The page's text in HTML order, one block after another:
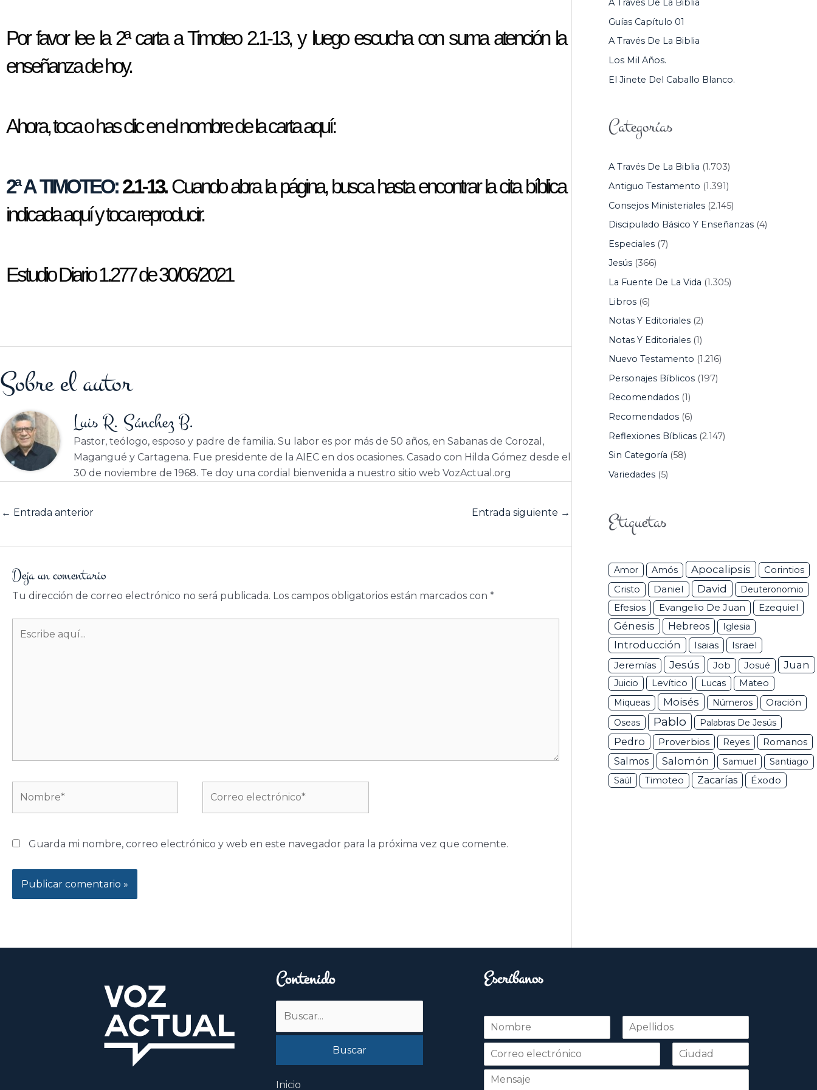
Por favor lee la 2ª carta a Timoteo 2.1-13, y luego escucha con suma atención la
enseñanza de hoy.
Ahora, toca o has clic en el nombre de la carta aquí:
2ª A TIMOTEO:2.1-13.Cuando abra la página, busca hasta encontrar la cita bíblica
indicada aquí y toca reproducir.
Estudio Diario 1.277 de 30/06/2021
Sobre el autor
Luis R. Sánchez B.
Pastor, teólogo, esposo y padre de familia. Su labor es por más de 50 años, en Sabanas de Corozal,
Magangué y Cartagena. Fue presidente de la AIEC en dos ocasiones. Casado con Hilda Gómez desde el
30 de noviembre de 1968. Te doy una cordial bienvenida a nuestro sitio web VozActual.org
← Entrada anterior Entrada siguiente →
Deja un comentario
Tu dirección de correo electrónico no será publicada. Los campos obligatorios están marcados con *
aquí...
electrónico*
Guarda mi nombre, correo electrónico y web en este navegador para la próxima vez que comente.
R
:
A Través De La Biblia
Guías Capítulo 01
A Través De La Biblia
Los Mil Años.
El Jinete Del Caballo Blanco.
Categorías
A Través De La Biblia (1.703)
Antiguo Testamento (1.391)
Consejos Ministeriales(2.145)
Discipulado Básico Y Enseñanzas(4)
Especiales(7)
Jesús(366)
La Fuente De La Vida (1.305)
Libros(6)
Notas Y Editoriales(2)
Notas Y Editoriales(1)
Nuevo Testamento (1.216)
Personajes Bíblicos(197)
Recomendados(1)
Recomendados(6)
Reflexiones Bíblicas(2.147)
Sin Categoría (58)
Variedades(5)
Etiquetas
Amor Amós Apocalipsis Corintios
Cristo Daniel David Deuteronomio
Efesios Evangelio De Juan Ezequiel
Génesis Hebreos Iglesia
Introducción Isaias Israel
Jeremías Jesús Job Josué Juan
Juicio Levítico Lucas
Mateo
Miqueas
Moisés Números
Oración
Oseas
Pablo Palabras De Jesús
Pedro Proverbios Reyes
Romanos
Salmos
Salomón Samuel
Santiago
Saúl
Timoteo Zacarías Éxodo
Contenido
por:
Inicio
Escríbanos
m
r
Nombre Apellidos